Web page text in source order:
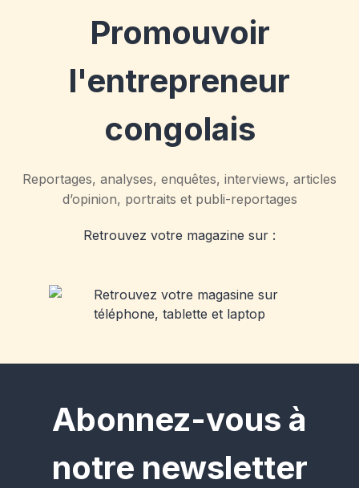
Promouvoir
l'entrepreneur
congolais
Reportages, analyses, enquêtes, interviews, articles
d’opinion, portraits et publi-reportages
Retrouvez votre magazine sur :
Abonnez-vous à
notre newsletter